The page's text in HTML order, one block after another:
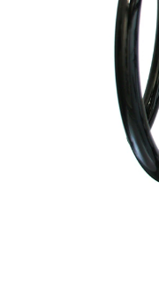
Tvar
pružiny
Vnější
průměr
Klíčové
písmeno
Klíčové
písmeno
Volitelné